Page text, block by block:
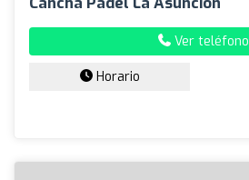
Ver teléfono
Horario